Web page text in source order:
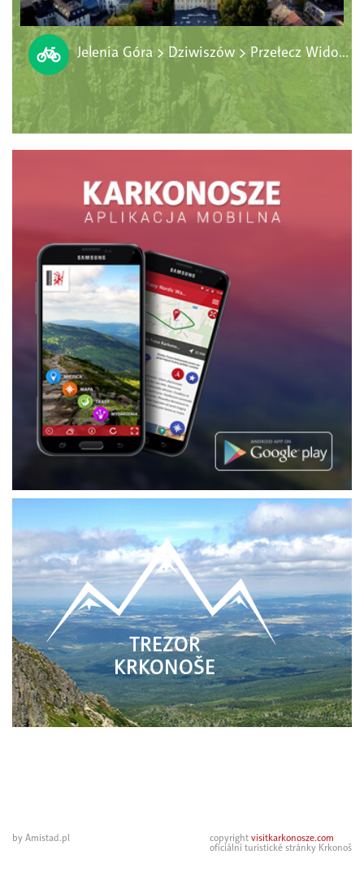
Jelenia Góra > Dziwiszów > Przełecz Widok > Komarno > Maciejowa
TREZOR
KRKONOŠE
by Amistad.pl copyright visitkarkonosze.com
oficiální turistické stránky Krkonoš